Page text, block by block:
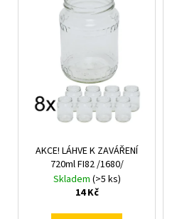
AKCE! LÁHVE K ZAVÁŘENÍ
720ml FI82 /1680/
Skladem (>5 ks)
14 Kč